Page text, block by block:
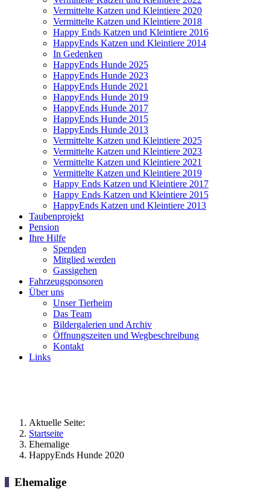
Vermittelte Katzen und Kleintiere 2020
Vermittelte Katzen und Kleintiere 2018
Happy Ends Katzen und Kleintiere 2016
HappyEnds Katzen und Kleintiere 2014
In Gedenken
HappyEnds Hunde 2025
HappyEnds Hunde 2023
HappyEnds Hunde 2021
HappyEnds Hunde 2019
HappyEnds Hunde 2017
HappyEnds Hunde 2015
HappyEnds Hunde 2013
Vermittelte Katzen und Kleintiere 2025
Vermittelte Katzen und Kleintiere 2023
Vermittelte Katzen und Kleintiere 2021
Vermittelte Katzen und Kleintiere 2019
Happy Ends Katzen und Kleintiere 2017
Happy Ends Katzen und Kleintiere 2015
HappyEnds Katzen und Kleintiere 2013
Taubenprojekt
Pension
Ihre Hilfe
Spenden
Mitglied werden
Gassigehen
Fahrzeugsponsoren
Über uns
Unser Tierheim
Das Team
Bildergalerien und Archiv
Öffnungszeiten und Wegbeschreibung
Kontakt
Links
Aktuelle Seite:
Startseite
Ehemalige
HappyEnds Hunde 2020
Ehemalige